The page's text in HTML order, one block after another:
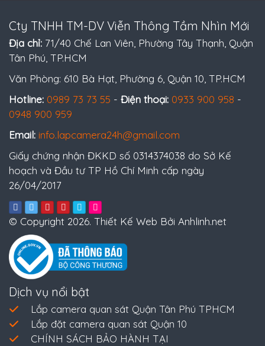
Cty TNHH TM-DV Viễn Thông Tầm Nhìn Mới
Địa chỉ: 71/40 Chế Lan Viên, Phường Tây Thạnh, Quận
Tân Phú, TP.HCM
Văn Phòng: 610 Bà Hạt, Phường 6, Quận 10, TP.HCM
Hotline: 0989 73 73 55 - Điện thoại: 0933 900 958 -
0948 900 959
Email: info.lapcamera24h@gmail.com
Giấy chứng nhận ĐKKD số 0314374038 do Sở Kế
hoạch và Đầu tư TP Hồ Chí Minh cấp ngày
26/04/2017
© Copyright 2026. Thiết Kế Web Bởi Anhlinh.net
Dịch vụ nổi bật
Lắp camera quan sát Quận Tân Phú TPHCM
Lắp đặt camera quan sát Quận 10
CHÍNH SÁCH BẢO HÀNH TẠI